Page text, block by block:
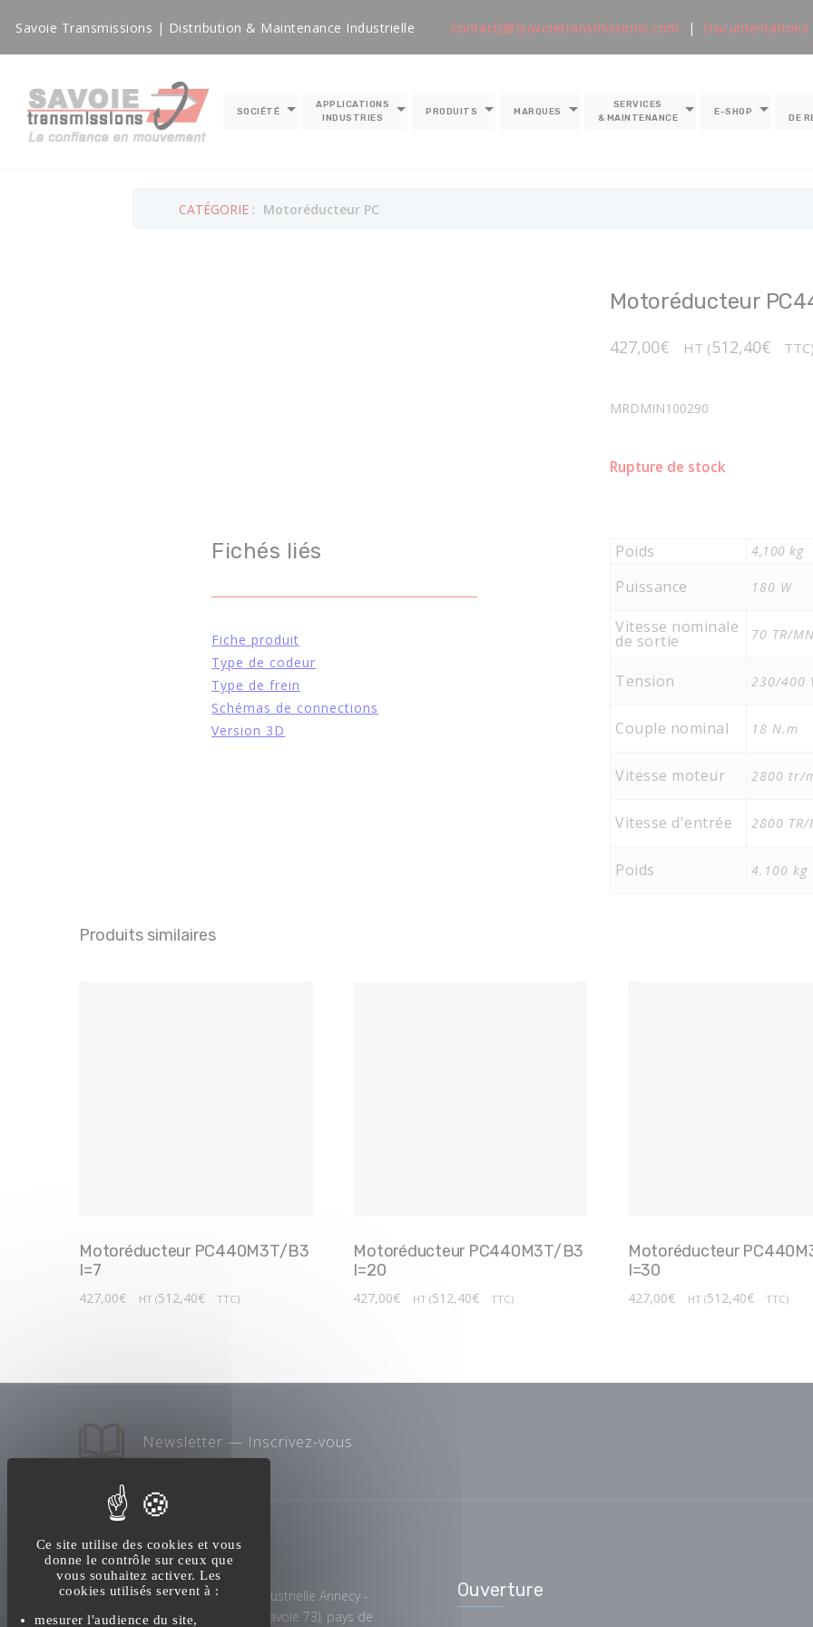
Savoie Transmissions | Distribution & Maintenance Industrielle contact(@)savoietransmissions.com | Documentations
SOCIÉTÉ
APPLICATIONS
INDUSTRIES
PRODUITS MARQUES
SERVICES
& MAINTENANCE
E-SHOP
DE
Motoréducteur
427,00€ HT (512,40€
MRDMIN100290
Rupture de stock
Fichés liés
Fiche produit
Type de codeur
Type de frein
Schémas de connections
Version 3D
Poids 4,100 kg
Puissance 180 W
Vitesse nominale
de sortie 70 TR/
Tension 230/400
Couple nominal 18 N.m
Vitesse moteur 2800 tr/
Vitesse d'entrée 2800 TR/
Poids 4.100 kg
CATÉGORIE : Motoréducteur PC
Produits similaires
Motoréducteur PC440M3T/B3
I=7
427,00€ HT (512,40€ TTC)
Motoréducteur PC440M3T/B3
I=20
427,00€ HT (512,40€ TTC)
Motoréducteur
I=30
427,00€ HT (512,40€ TTC)
Newsletter — Inscrivez-vous
Maintenance transmission industrielle Annecy -
Haute-Savoie 74), Chambéry (Savoie 73), pays de
Ouverture
Ce site utilise des cookies et vous
donne le contrôle sur ceux que
vous souhaitez activer. Les
cookies utilisés servent à :
mesurer l'audience du site,